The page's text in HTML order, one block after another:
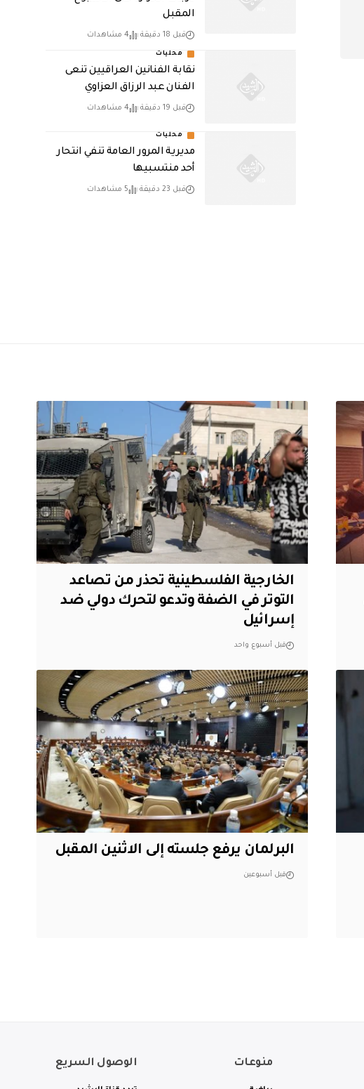
المقبل
قبل 18 دقيقة 4 مشاهدات
محليات
نقابة الفنانين العراقيين تنعى
الفنان عبد الرزاق العزاوي
قبل 19 دقيقة 4 مشاهدات
محليات
مديرية المرور العامة تنفي انتحار
أحد منتسبيها
قبل 23 دقيقة 5 مشاهدات
الخارجية الفلسطينية تحذر من تصاعد
التوتر في الضفة وتدعو لتحرك دولي ضد
إسرائيل
قبل أسبوع واحد
البرلمان يرفع جلسته إلى الاثنين المقبل
قبل أسبوعين
منوعات الوصول السريع